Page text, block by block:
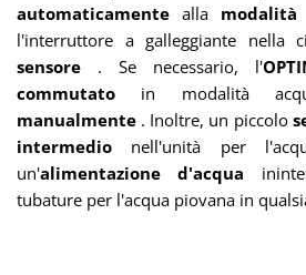
automaticamentealla modalità
l'interruttore a galleggiante nella
sensore . Se necessario, l'
commutato in modalità
manualmente . Inoltre, un piccolo
intermedio nell'unità per
un'alimentazione d'acqua
tubature per l'acqua piovana in